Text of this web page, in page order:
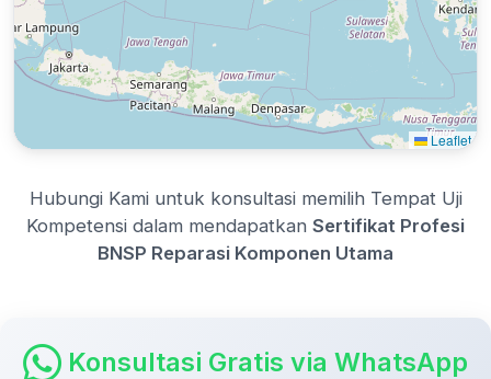
Leaflet
Hubungi Kami untuk konsultasi memilih Tempat Uji
Kompetensi dalam mendapatkan Sertifikat Profesi
BNSP Reparasi Komponen Utama
Konsultasi Gratis via WhatsApp